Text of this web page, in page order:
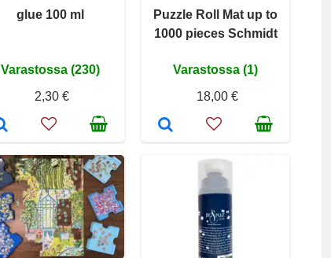
glue 100 ml
Varastossa (230)
2,30 €
Puzzle Roll Mat up to
1000 pieces Schmidt
Varastossa (1)
18,00 €